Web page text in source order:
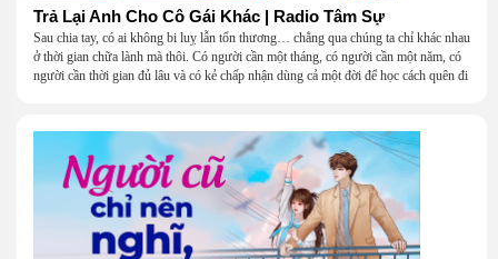
Trả Lại Anh Cho Cô Gái Khác | Radio Tâm Sự
Sau chia tay, có ai không bi luỵ lẫn tổn thương… chẳng qua chúng ta chỉ khác nhau
ở thời gian chữa lành mà thôi. Có người cần một tháng, có người cần một năm, có
người cần thời gian đủ lâu và có kẻ chấp nhận dùng cả một đời để học cách quên đi